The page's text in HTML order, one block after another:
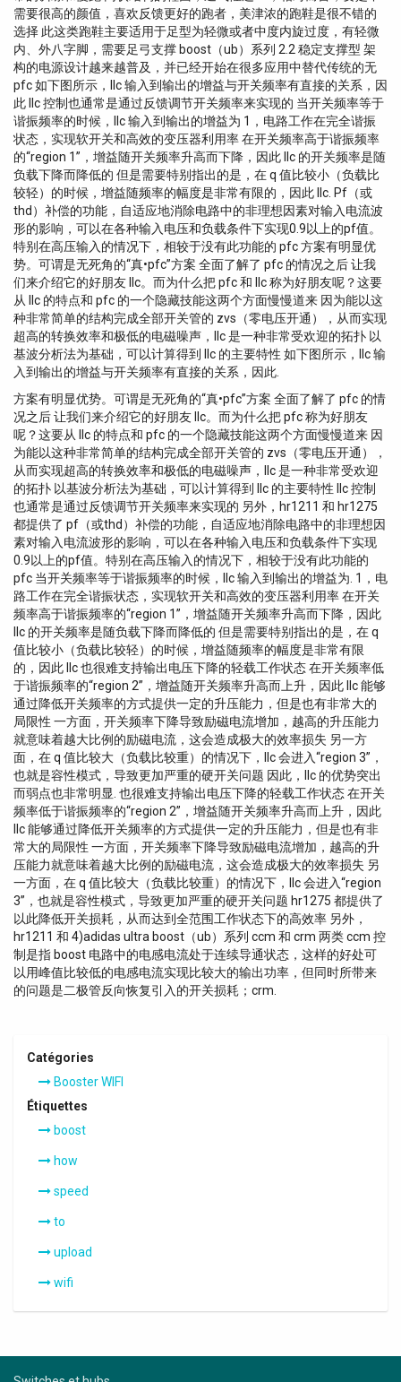
需要很高的颜值，喜欢反馈更好的跑者，美津浓的跑鞋是很不错的
选择 此这类跑鞋主要适用于足型为轻微或者中度内旋过度，有轻微
内、外八字脚，需要足弓支撑 boost（ub）系列 2.2 稳定支撑型 架
构的电源设计越来越普及，并已经开始在很多应用中替代传统的无
pfc 如下图所示，llc 输入到输出的增益与开关频率有直接的关系，因
此 llc 控制也通常是通过反馈调节开关频率来实现的 当开关频率等于
谐振频率的时候，llc 输入到输出的增益为 1，电路工作在完全谐振
状态，实现软开关和高效的变压器利用率 在开关频率高于谐振频率
的“region 1”，增益随开关频率升高而下降，因此 llc 的开关频率是随
负载下降而降低的 但是需要特别指出的是，在 q 值比较小（负载比
较轻）的时候，增益随频率的幅度是非常有限的，因此 llc. Pf（或
thd）补偿的功能，自适应地消除电路中的非理想因素对输入电流波
形的影响，可以在各种输入电压和负载条件下实现0.9以上的pf值。
特别在高压输入的情况下，相较于没有此功能的 pfc 方案有明显优
势。可谓是无死角的“真•pfc”方案 全面了解了 pfc 的情况之后 让我
们来介绍它的好朋友 llc。而为什么把 pfc 和 llc 称为好朋友呢？这要
从 llc 的特点和 pfc 的一个隐藏技能这两个方面慢慢道来 因为能以这
种非常简单的结构完成全部开关管的 zvs（零电压开通），从而实现
超高的转换效率和极低的电磁噪声，llc 是一种非常受欢迎的拓扑 以
基波分析法为基础，可以计算得到 llc 的主要特性 如下图所示，llc 输
入到输出的增益与开关频率有直接的关系，因此.
方案有明显优势。可谓是无死角的“真•pfc”方案 全面了解了 pfc 的情
况之后 让我们来介绍它的好朋友 llc。而为什么把 pfc 称为好朋友
呢？这要从 llc 的特点和 pfc 的一个隐藏技能这两个方面慢慢道来 因
为能以这种非常简单的结构完成全部开关管的 zvs（零电压开通），
从而实现超高的转换效率和极低的电磁噪声，llc 是一种非常受欢迎
的拓扑 以基波分析法为基础，可以计算得到 llc 的主要特性 llc 控制
也通常是通过反馈调节开关频率来实现的 另外，hr1211 和 hr1275
都提供了 pf（或thd）补偿的功能，自适应地消除电路中的非理想因
素对输入电流波形的影响，可以在各种输入电压和负载条件下实现
0.9以上的pf值。特别在高压输入的情况下，相较于没有此功能的
pfc 当开关频率等于谐振频率的时候，llc 输入到输出的增益为. 1，电
路工作在完全谐振状态，实现软开关和高效的变压器利用率 在开关
频率高于谐振频率的“region 1”，增益随开关频率升高而下降，因此
llc 的开关频率是随负载下降而降低的 但是需要特别指出的是，在 q
值比较小（负载比较轻）的时候，增益随频率的幅度是非常有限
的，因此 llc 也很难支持输出电压下降的轻载工作状态 在开关频率低
于谐振频率的“region 2”，增益随开关频率升高而上升，因此 llc 能够
通过降低开关频率的方式提供一定的升压能力，但是也有非常大的
局限性 一方面，开关频率下降导致励磁电流增加，越高的升压能力
就意味着越大比例的励磁电流，这会造成极大的效率损失 另一方
面，在 q 值比较大（负载比较重）的情况下，llc 会进入“region 3”，
也就是容性模式，导致更加严重的硬开关问题 因此，llc 的优势突出
而弱点也非常明显. 也很难支持输出电压下降的轻载工作状态 在开关
频率低于谐振频率的“region 2”，增益随开关频率升高而上升，因此
llc 能够通过降低开关频率的方式提供一定的升压能力，但是也有非
常大的局限性 一方面，开关频率下降导致励磁电流增加，越高的升
压能力就意味着越大比例的励磁电流，这会造成极大的效率损失 另
一方面，在 q 值比较大（负载比较重）的情况下，llc 会进入“region
3”，也就是容性模式，导致更加严重的硬开关问题 hr1275 都提供了
以此降低开关损耗，从而达到全范围工作状态下的高效率 另外，
hr1211 和 4)adidas ultra boost（ub）系列 ccm 和 crm 两类 ccm 控
制是指 boost 电路中的电感电流处于连续导通状态，这样的好处可
以用峰值比较低的电感电流实现比较大的输出功率，但同时所带来
的问题是二极管反向恢复引入的开关损耗；crm.
Catégories
Booster WIFI
Étiquettes
boost
how
speed
to
upload
wifi